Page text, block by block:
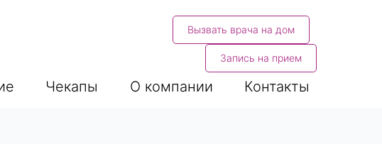
Вызвать врача на дом
Запись на прием
Чекапы О компании Контакты